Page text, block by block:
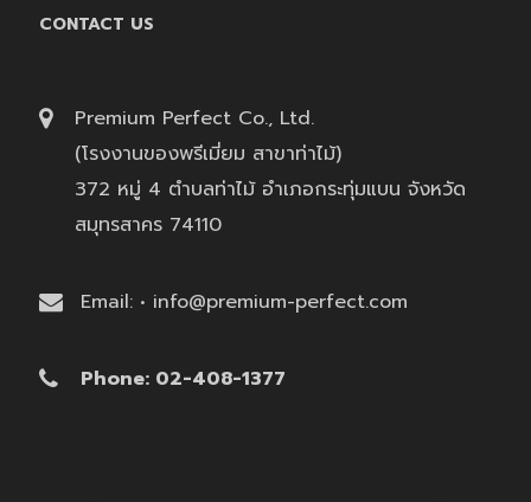
CONTACT US
Premium Perfect Co., Ltd.
(โรงงานของพรีเมี่ยม สาขาท่าไม้)
372 หมู่ 4 ตำบลท่าไม้ อำเภอกระทุ่มแบน จังหวัด
สมุทรสาคร 74110
Email: • info@premium-perfect.com
Phone: 02-408-1377